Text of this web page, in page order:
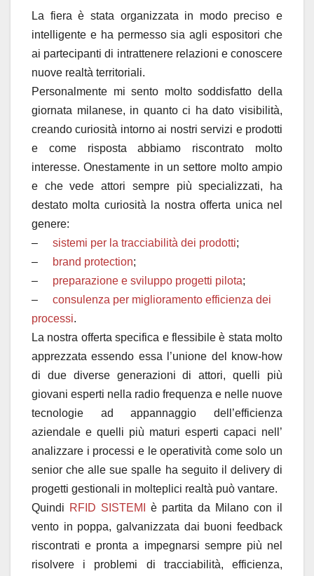
La fiera è stata organizzata in modo preciso e
intelligente e ha permesso sia agli espositori che
ai partecipanti di intrattenere relazioni e conoscere
nuove realtà territoriali.
Personalmente mi sento molto soddisfatto della
giornata milanese, in quanto ci ha dato visibilità,
creando curiosità intorno ai nostri servizi e prodotti
e come risposta abbiamo riscontrato molto
interesse. Onestamente in un settore molto ampio
e che vede attori sempre più specializzati, ha
destato molta curiosità la nostra offerta unica nel
genere:
–
sistemi per la tracciabilità dei prodotti;
–
brand protection;
–
preparazione e sviluppo progetti pilota;
–
consulenza per miglioramento efficienza dei
processi.
La nostra offerta specifica e flessibile è stata molto
apprezzata essendo essa l’unione del know-how
di due diverse generazioni di attori, quelli più
giovani esperti nella radio frequenza e nelle nuove
tecnologie ad appannaggio dell’efficienza
aziendale e quelli più maturi esperti capaci nell’
analizzare i processi e le operatività come solo un
senior che alle sue spalle ha seguito il delivery di
progetti gestionali in molteplici realtà può vantare.
Quindi RFID SISTEMI
è partita da Milano con il
vento in poppa, galvanizzata dai buoni feedback
riscontrati e pronta a impegnarsi sempre più nel
risolvere i problemi di tracciabilità, efficienza,